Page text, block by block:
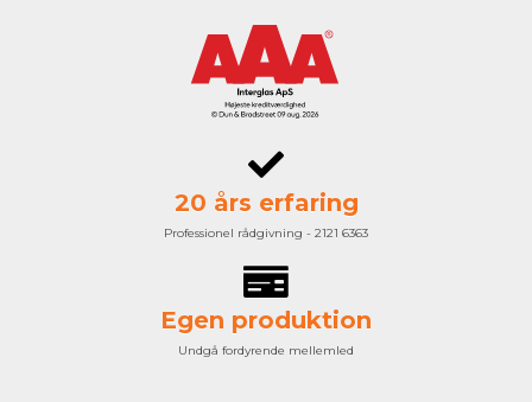
20 års erfaring
Professionel rådgivning - 2121 6363
Egen produktion
Undgå fordyrende mellemled